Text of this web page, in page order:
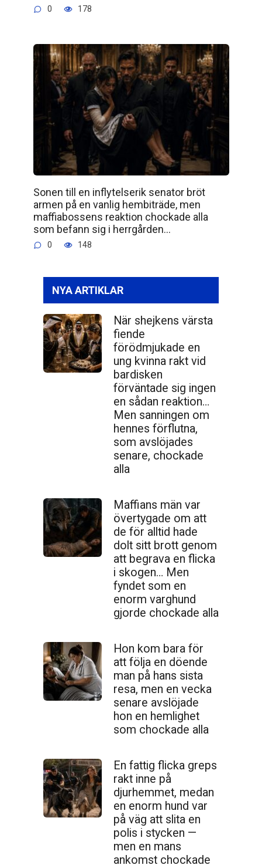
0 178
Sonen till en inflytelserik senator bröt
armen på en vanlig hembiträde, men
maffiabossens reaktion chockade alla
som befann sig i herrgården…
0 148
NYA ARTIKLAR
När shejkens värsta
fiende
förödmjukade en
ung kvinna rakt vid
bardisken
förväntade sig ingen
en sådan reaktion…
Men sanningen om
hennes förflutna,
som avslöjades
senare, chockade
alla
Maffians män var
övertygade om att
de för alltid hade
dolt sitt brott genom
att begrava en flicka
i skogen… Men
fyndet som en
enorm varghund
gjorde chockade alla
Hon kom bara för
att följa en döende
man på hans sista
resa, men en vecka
senare avslöjade
hon en hemlighet
som chockade alla
En fattig flicka greps
rakt inne på
djurhemmet, medan
en enorm hund var
på väg att slita en
polis i stycken —
men en mans
ankomst chockade